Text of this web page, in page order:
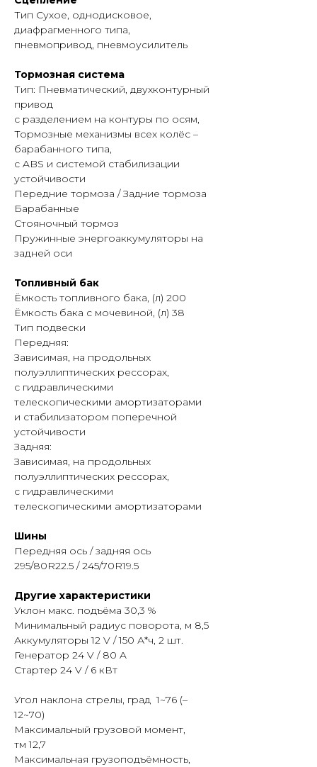
Тип Сухое, однодисковое,
диафрагменного типа,
пневмопривод, пневмоусилитель
Тормозная система
Тип: Пневматический, двухконтурный
привод
с разделением на контуры по осям,
Тормозные механизмы всех колёс –
барабанного типа,
с ABS и системой стабилизации
устойчивости
Передние тормоза / Задние тормоза
Барабанные
Стояночный тормоз
Пружинные энергоаккумуляторы на
задней оси
Топливный бак
Ёмкость топливного бака, (л) 200
Ёмкость бака с мочевиной, (л) 38
Тип подвески
Передняя:
Зависимая, на продольных
полуэллиптических рессорах,
с гидравлическими
телескопическими амортизаторами
и стабилизатором поперечной
устойчивости
Задняя:
Зависимая, на продольных
полуэллиптических рессорах,
с гидравлическими
телескопическими амортизаторами
Шины
Передняя ось / задняя ось
295/80R22.5 / 245/70R19.5
Другие характеристики
Уклон макс. подъёма 30,3 %
Минимальный радиус поворота, м 8,5
Аккумуляторы 12 V / 150 А*ч, 2 шт.
Генератор 24 V / 80 A
Стартер 24 V / 6 кВт
Угол наклона стрелы, град 1~76 (–
12~70)
Максимальный грузовой момент,
тм 12,7
Максимальная грузоподъёмность,